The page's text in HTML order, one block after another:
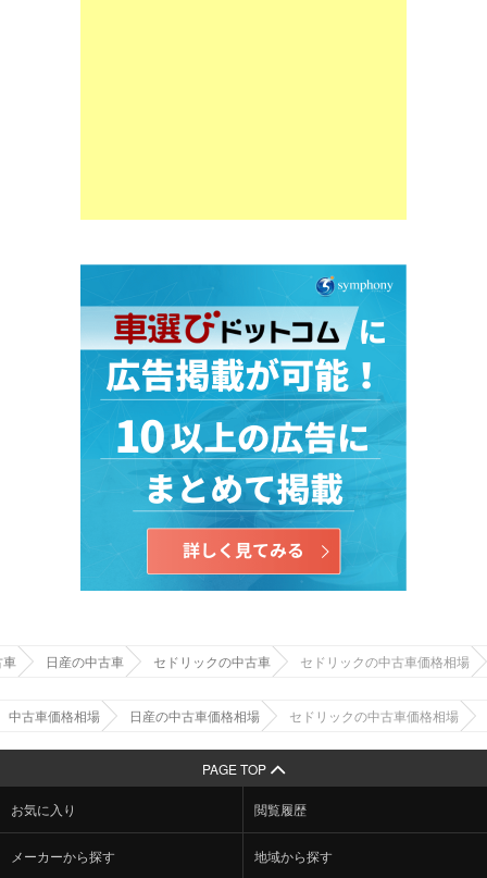
車 日産の中古車 セドリックの中古車 セドリックの中古車価格相場
中古車価格相場 日産の中古車価格相場 セドリックの中古車価格相場
PAGE TOP
お気に入り 閲覧履歴
メーカーから探す 地域から探す